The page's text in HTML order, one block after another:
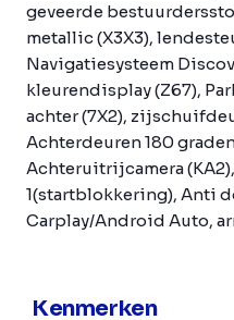
geveerde
metallic (X3X3),
Navigatiesysteem
kleurendisplay (Z67),
achter (7X2),
Achterdeuren 180
Achteruitrijcamera
1(startblokkering), Anti
Carplay/Android Auto,
Kenmerken